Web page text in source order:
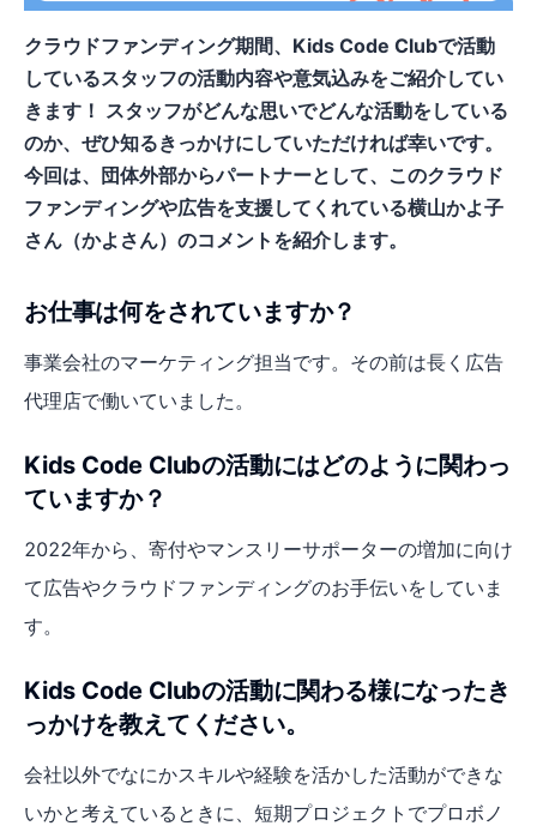
クラウドファンディング期間、Kids Code Clubで活動
しているスタッフの活動内容や意気込みをご紹介してい
きます！ スタッフがどんな思いでどんな活動をしている
のか、ぜひ知るきっかけにしていただければ幸いです。
今回は、団体外部からパートナーとして、このクラウド
ファンディングや広告を支援してくれている横山かよ子
さん（かよさん）のコメントを紹介します。
お仕事は何をされていますか？
事業会社のマーケティング担当です。その前は長く広告
代理店で働いていました。
Kids Code Clubの活動にはどのように関わっ
ていますか？
2022年から、寄付やマンスリーサポーターの増加に向け
て広告やクラウドファンディングのお手伝いをしていま
す。
Kids Code Clubの活動に関わる様になったき
っかけを教えてください。
会社以外でなにかスキルや経験を活かした活動ができな
いかと考えているときに、短期プロジェクトでプロボノ